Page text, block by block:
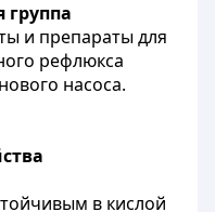
группа
и препараты для
рефлюкса
насоса.
в кислой